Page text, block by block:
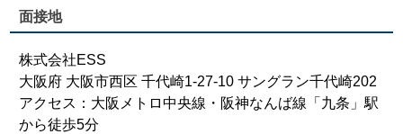
面接地
株式会社ESS
大阪府 大阪市西区 千代崎1-27-10 サングラン千代崎202
アクセス：大阪メトロ中央線・阪神なんば線「九条」駅
から徒歩5分